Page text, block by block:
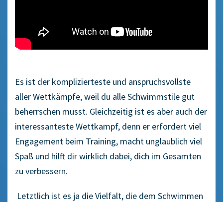
Es ist der komplizierteste und anspruchsvollste
aller Wettkämpfe, weil du alle Schwimmstile gut
beherrschen musst. Gleichzeitig ist es aber auch der
interessanteste Wettkampf, denn er erfordert viel
Engagement beim Training, macht unglaublich viel
Spaß und hilft dir wirklich dabei, dich im Gesamten
zu verbessern.
Letztlich ist es ja die Vielfalt, die dem Schwimmen